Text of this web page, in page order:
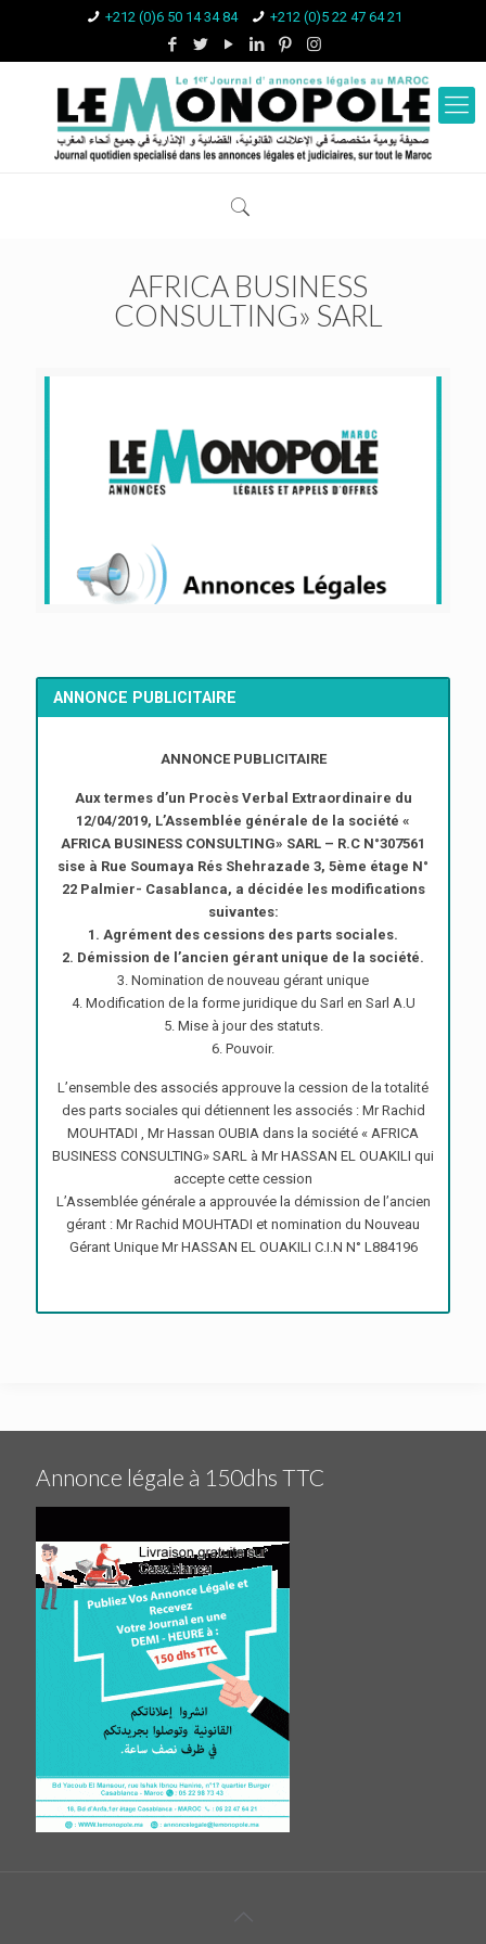
+212 (0)6 50 14 34 84 +212 (0)5 22 47 64 21
AFRICA BUSINESS
CONSULTING» SARL
ANNONCE PUBLICITAIRE
ANNONCE PUBLICITAIRE
Aux termes d’un Procès Verbal Extraordinaire du
12/04/2019, L’Assemblée générale de la société «
AFRICA BUSINESS CONSULTING» SARL – R.C N°307561
sise à Rue Soumaya Rés Shehrazade 3, 5ème étage N°
22 Palmier- Casablanca, a décidée les modifications
suivantes:
1. Agrément des cessions des parts sociales.
2. Démission de l’ancien gérant unique de la société.
3. Nomination de nouveau gérant unique
4. Modification de la forme juridique du Sarl en Sarl A.U
5. Mise à jour des statuts.
6. Pouvoir.
L’ensemble des associés approuve la cession de la totalité
des parts sociales qui détiennent les associés : Mr Rachid
MOUHTADI , Mr Hassan OUBIA dans la société « AFRICA
BUSINESS CONSULTING» SARL à Mr HASSAN EL OUAKILI qui
accepte cette cession
L’Assemblée générale a approuvée la démission de l’ancien
gérant : Mr Rachid MOUHTADI et nomination du Nouveau
Gérant Unique Mr HASSAN EL OUAKILI C.I.N N° L884196
Annonce légale à 150dhs TTC